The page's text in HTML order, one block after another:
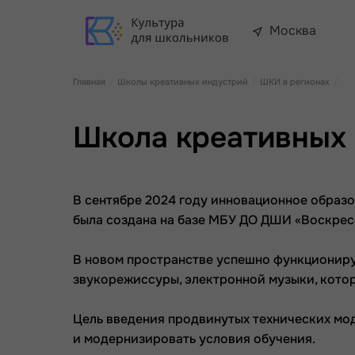
Москва
Главная Школы креативных индустрий ШКИ в регионах
Школа креативных
В сентябре 2024 году инновационное
была создана на базе МБУ ДО ДШИ
В новом пространстве успешно
звукорежиссуры, электронной музыки,
Цель введения продвинутых технических
и модернизировать условия обучения.